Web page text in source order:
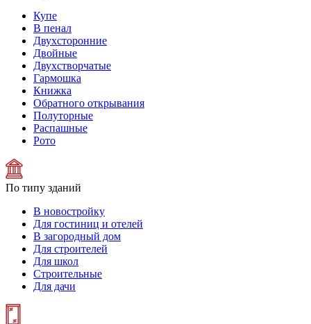
Купе
В пенал
Двухсторонние
Двойные
Двухстворчатые
Гармошка
Книжка
Обратного открывания
Полуторные
Распашные
Рото
По типу зданий
В новостройку
Для гостиниц и отелей
В загородный дом
Для строителей
Для школ
Строительные
Для дачи